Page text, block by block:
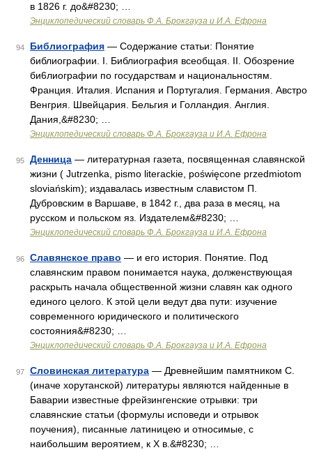
в 1826 г. до&#8230; …
Энциклопедический словарь Ф.А. Брокгауза и И.А. Ефрона
94 Библиография — Содержание статьи: Понятие
библиографии. I. Библиография всеобщая. II. Обозрение
би6лиографии по государствам и национальностям.
Франция. Италия. Испания и Португалия. Германия. Австро
Венгрия. Швейцария. Бельгия и Голландия. Англия.
Дания,&#8230; …
Энциклопедический словарь Ф.А. Брокгауза и И.А. Ефрона
95 Денница — литературная газета, посвященная славянской
жизни ( Jutrzenka, pismo literackie, poświęcone przedmiotom
sloviańskim); издавалась известным славистом П.
Дубровским в Варшаве, в 1842 г., два раза в месяц, на
русском и польском яз. Издателем&#8230; …
Энциклопедический словарь Ф.А. Брокгауза и И.А. Ефрона
96 Славянское право — и его история. Понятие. Под
славянским правом понимается наука, долженствующая
раскрыть начала общественной жизни славян как одного
единого целого. К этой цели ведут два пути: изучение
современного юридического и политического
состояния&#8230; …
Энциклопедический словарь Ф.А. Брокгауза и И.А. Ефрона
97 Словинская литература — Древнейшим памятником С.
(иначе хорутанской) литературы являются найденные в
Баварии известные фрейзингенские отрывки: три
славянские статьи (формулы исповеди и отрывок
поучения), писанные латиницею и относимые, с
наибольшим вероятием, к Х в.&#8230; …